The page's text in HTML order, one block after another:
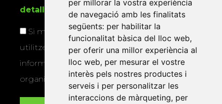
per millorar la vostra experiència
de navegació amb les finalitats
següents: per habilitar la
funcionalitat bàsica del lloc web,
per oferir una millor experiència al
lloc web, per mesurar el vostre
interès pels nostres productes i
serveis i per personalitzar les
interaccions de màrqueting, per
detallada sobre protecció de dades
Si marqueu aquesta casella, consentiu que
utilitzem les vostres dades per a enviar-vos
informació sobre els actes i activitats que
organitza la Xarxa Vives.